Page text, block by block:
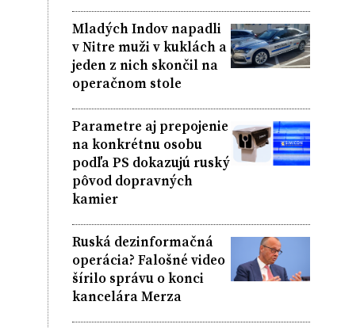
Mladých Indov napadli
v Nitre muži v kuklách a
jeden z nich skončil na
operačnom stole
Parametre aj prepojenie
na konkrétnu osobu
podľa PS dokazujú ruský
pôvod dopravných
kamier
Ruská dezinformačná
operácia? Falošné video
šírilo správu o konci
kancelára Merza